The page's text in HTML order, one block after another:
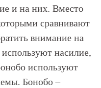
и на них. Вместо
сравнивают
внимание на
насилие,
используют
Бонобо –